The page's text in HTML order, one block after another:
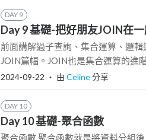
DAY 9
Day 9 基礎-把好朋友JOIN在
前面講解過子查詢、集合運算、邏
JOIN篇幅。JOIN也是集合運算的進
2024-09-22 ‧ 由 Celine分享
DAY 10
Day 10 基礎-聚合函數
聚合函數 聚合函數就是將資料分組